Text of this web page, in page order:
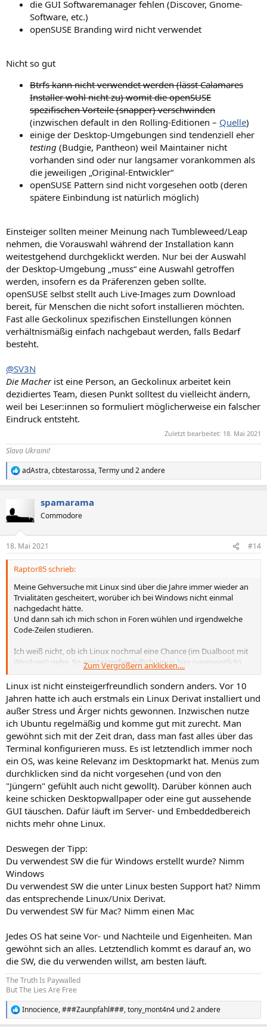
die GUI Softwaremanager fehlen (Discover, Gnome-
Software, etc.)
openSUSE Branding wird nicht verwendet
Nicht so gut
Btrfs kann nicht verwendet werden (lässt Calamares
Installer wohl nicht zu) womit die openSUSE
spezifischen Vorteile (snapper) verschwinden
(inzwischen default in den Rolling-Editionen – Quelle)
einige der Desktop-Umgebungen sind tendenziell eher
testing (Budgie, Pantheon) weil Maintainer nicht
vorhanden sind oder nur langsamer vorankommen als
die jeweiligen „Original-Entwickler“
openSUSE Pattern sind nicht vorgesehen ootb (deren
spätere Einbindung ist natürlich möglich)
Einsteiger sollten meiner Meinung nach Tumbleweed/Leap
nehmen, die Vorauswahl während der Installation kann
weitestgehend durchgeklickt werden. Nur bei der Auswahl
der Desktop-Umgebung „muss“ eine Auswahl getroffen
werden, insofern es da Präferenzen geben sollte.
openSUSE selbst stellt auch Live-Images zum Download
bereit, für Menschen die nicht sofort installieren möchten.
Fast alle Geckolinux spezifischen Einstellungen können
verhältnismäßig einfach nachgebaut werden, falls Bedarf
besteht.
@SV3N
Die Macherist eine Person, an Geckolinux arbeitet kein
dezidiertes Team, diesen Punkt solltest du vielleicht ändern,
weil bei Leser:innen so formuliert möglicherweise ein falscher
Eindruck entsteht.
Zuletzt bearbeitet: 18. Mai 2021
Slava Ukraini!
R
e
t
i
e
n
adAstra,cbtestarossa,Termy und 2 andere
spamarama
Commodore
18. Mai 2021 #14
Raptor85 schrieb:
Meine Gehversuche mit Linux sind über die Jahre immer wieder an
Trvialitäten gescheitert, worüber ich bei Windows nicht einmal
nachgedacht hätte.
Und dann sah ich mich schon in Foren wühlen und irgendwelche
Code-Zeilen studieren.
Ich weiß nicht, ob ich Linux nochmal eine Chance (im Dualboot mit
Windows) gebe. So einsteigerfreundlich Linux hier (vermeintlich)
sein mag.
Zum Vergrößern anklicken....
Linux ist nicht einsteigerfreundlich sondern anders. Vor 10
Jahren hatte ich auch erstmals ein Linux Derivat installiert und
außer Stress und Ärger nichts gewonnen. Inzwischen nutze
ich Ubuntu regelmäßig und komme gut mit zurecht. Man
gewöhnt sich mit der Zeit dran, dass man fast alles über das
Terminal konfigurieren muss. Es ist letztendlich immer noch
ein OS, was keine Relevanz im Desktopmarkt hat. Menüs zum
durchklicken sind da nicht vorgesehen (und von den
"Jüngern" gefühlt auch nicht gewollt). Darüber können auch
keine schicken Desktopwallpaper oder eine gut aussehende
GUI täuschen. Dafür läuft im Server- und Embeddedbereich
nichts mehr ohne Linux.
Deswegen der Tipp:
Du verwendest SW die für Windows erstellt wurde? Nimm
Windows
Du verwendest SW die unter Linux besten Support hat? Nimm
das entsprechende Linux/Unix Derivat.
Du verwendest SW für Mac? Nimm einen Mac
Jedes OS hat seine Vor- und Nachteile und Eigenheiten. Man
gewöhnt sich an alles. Letztendlich kommt es darauf an, wo
die SW, die du verwenden willst, am besten läuft.
The Truth Is Paywalled
But The Lies Are Free
R
e
Innocience,###Zaunpfahl###,tony_mont4n4 und 2 andere